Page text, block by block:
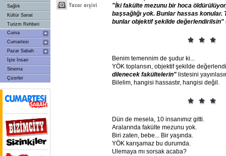
Sağlık
Kültür Sanat
Turizm Rehberi
Cuma
Cumartesi
Pazar Sabah
İşte İnsan
Sinema
Çizerler
"İki fakülte mezunu bir hoca
başsağlığı yok. Bunlar hassas konular.
bunlar objektif şekilde değerlendirilsin"
Benim temennim de şudur ki...
YÖK toplansın, objektif şekilde
dilenecek fakültelerin" listesini
Bilelim, hangisi hassastır, hangisi değil.
Dün de mesela, 10 insanımız gitti.
Aralarında fakülte mezunu yok.
Biri zaten, bebe... Bir yaşında.
YÖK karışamaz bu durumda.
Ulemaya mı sorsak acaba?